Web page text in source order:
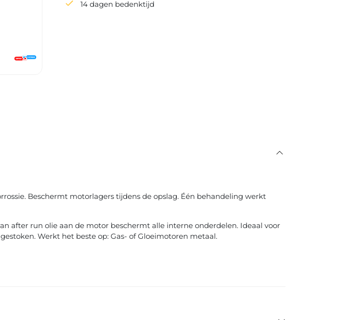
14 dagen bedenktijd
Beschermt motorlagers tijdens de opslag. Één behandeling werkt
after run olie aan de motor beschermt alle interne onderdelen. Ideaal voor
Werkt het beste op: Gas- of Gloeimotoren metaal.